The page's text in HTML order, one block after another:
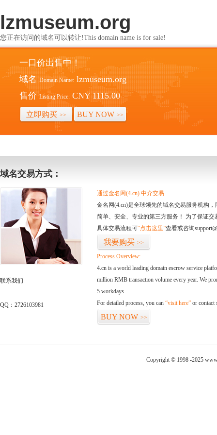
lzmuseum.org
您正在访问的域名可以转让!This domain name is for sale!
一口价出售中！
域名 Domain Name: lzmuseum.org
售价 Listing Price: CNY 1115.00
立即购买 >> BUY NOW >>
域名交易方式：
联系我们
QQ：2726103981
通过金名网(4.cn) 中介交易
金名网(4.cn)是全球领先的域名交易服务机构
简单、安全、专业的第三方服务！ 为了保证
具体交易流程可“点击这里”查看或咨询
我要购买 >>
Process Overview:
4.cn is a world leading domain escrow service
million RMB transaction volume every year. We
5 workdays.
For detailed process, you can “visit here” or contact
BUY NOW >>
Copyright © 1998 -2025